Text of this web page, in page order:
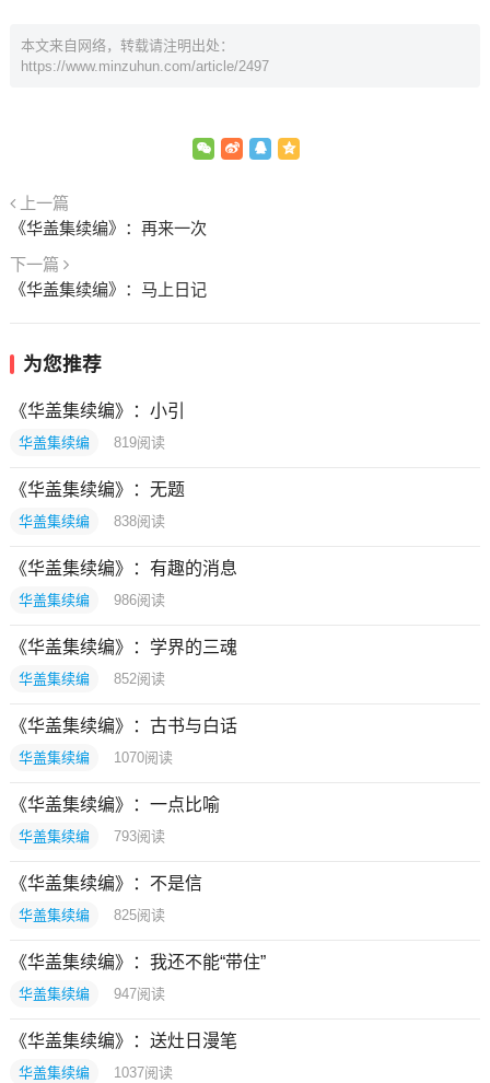
本文来自网络，转载请注明出处：
https://www.minzuhun.com/article/2497
上一篇
《华盖集续编》：再来一次
下一篇
《华盖集续编》：马上日记
为您推荐
《华盖集续编》：小引
华盖集续编 819阅读
《华盖集续编》：无题
华盖集续编 838阅读
《华盖集续编》：有趣的消息
华盖集续编 986阅读
《华盖集续编》：学界的三魂
华盖集续编 852阅读
《华盖集续编》：古书与白话
华盖集续编 1070阅读
《华盖集续编》：一点比喻
华盖集续编 793阅读
《华盖集续编》：不是信
华盖集续编 825阅读
《华盖集续编》：我还不能“带住”
华盖集续编 947阅读
《华盖集续编》：送灶日漫笔
华盖集续编 1037阅读